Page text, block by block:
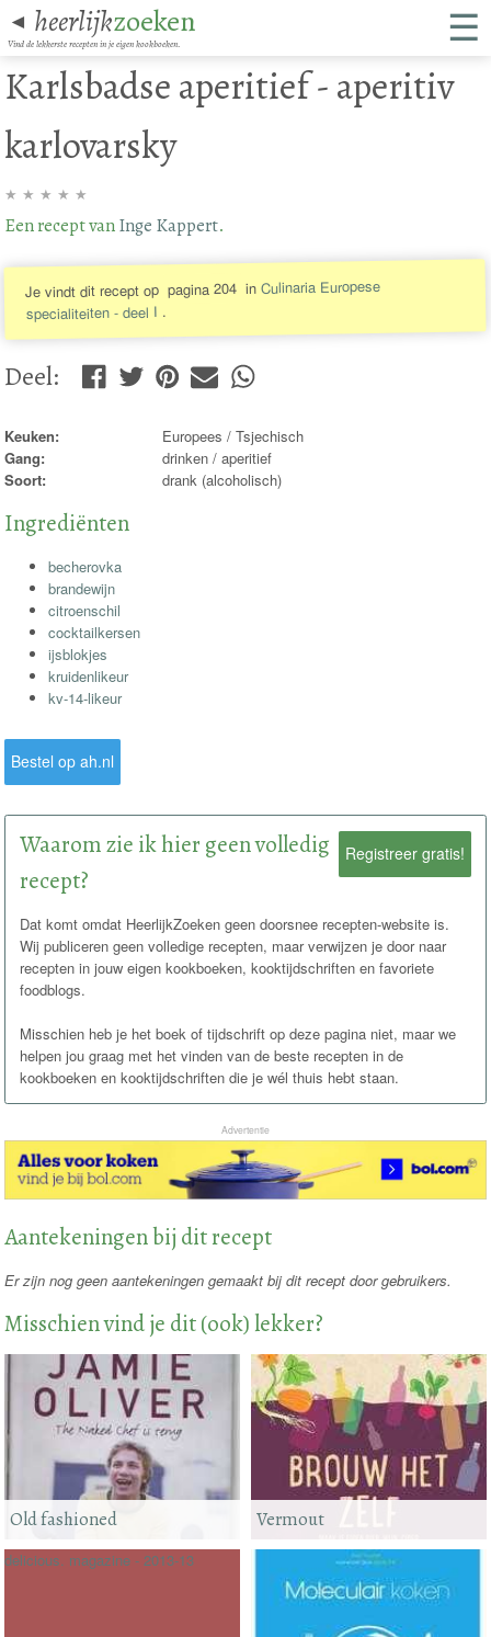
◄ heerlijkzoeken
Vind de lekkerste recepten in je eigen kookboeken. ☰
Karlsbadse aperitief - aperitiv
karlovarsky
★ ★ ★ ★ ★
Een recept vanInge Kappert.
Je vindt dit recept op pagina 204 inCulinaria Europese
specialiteiten - deel I .
Deel:
Keuken:
Europees / Tsjechisch
Gang:
drinken / aperitief
Soort:
drank (alcoholisch)
Ingrediënten
becherovka
brandewijn
citroenschil
cocktailkersen
ijsblokjes
kruidenlikeur
kv-14-likeur
Bestel op ah.nl
Registreer gratis!
Waarom zie ik hier geen volledig
recept?
Dat komt omdat HeerlijkZoeken geen doorsnee recepten-website is.
Wij publiceren geen volledige recepten, maar verwijzen je door naar
recepten in jouw eigen kookboeken, kooktijdschriften en favoriete
foodblogs.
Misschien heb je het boek of tijdschrift op deze pagina niet, maar we
helpen jou graag met het vinden van de beste recepten in de
kookboeken en kooktijdschriften die je wél thuis hebt staan.
Advertentie
Aantekeningen bij dit recept
Er zijn nog geen aantekeningen gemaakt bij dit recept door gebruikers.
Misschien vind je dit (ook) lekker?
Vermout
Old fashioned
delicious. magazine - 2013-13